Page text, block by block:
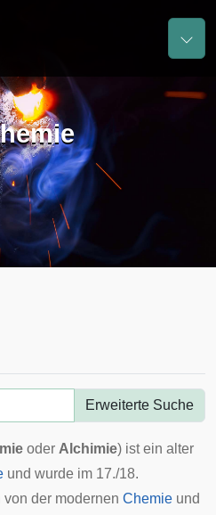
Erweiterte Suche
oder Alchimie) ist ein alter
und wurde im 17./18.
der modernen Chemie und